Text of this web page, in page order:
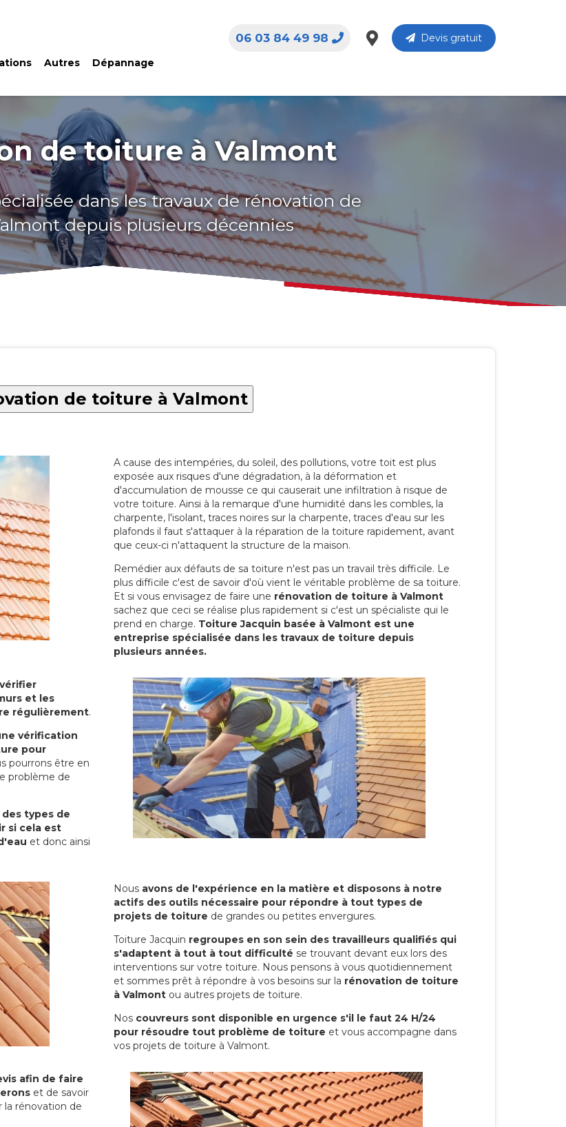
Autres Dépannage
Devis gratuit
06 03 84 49 98
de toiture à Valmont
dans les travaux de rénovation de
depuis plusieurs décennies
de toiture à Valmont
A cause des intempéries, du soleil, des pollutions, votre toit est plus
exposée aux risques d'une dégradation, à la déformation et
d'accumulation de mousse ce qui causerait une infiltration à risque de
votre toiture. Ainsi à la remarque d'une humidité dans les combles, la
charpente, l'isolant, traces noires sur la charpente, traces d'eau sur les
plafonds il faut s'attaquer à la réparation de la toiture rapidement, avant
que ceux-ci n'attaquent la structure de la maison.
Remédier aux défauts de sa toiture n'est pas un travail très difficile. Le
plus difficile c'est de savoir d'où vient le véritable problème de sa toiture.
Et si vous envisagez de faire une rénovation de toiture à Valmont
sachez que ceci se réalise plus rapidement si c'est un spécialiste qui le
prend en charge. Toiture Jacquin basée à Valmont est une
entreprise spécialisée dans les travaux de toiture depuis
plusieurs années.
et les
régulièrement.
vérification
pour
pourrons être en
problème de
types de
si cela est
et donc ainsi
Nous avons de l'expérience en la matière et disposons à notre
actifs des outils nécessaire pour répondre à tout types de
projets de toiture de grandes ou petites envergures.
Toiture Jacquin regroupes en son sein des travailleurs qualifiés qui
s'adaptent à tout à tout difficulté se trouvant devant eux lors des
interventions sur votre toiture. Nous pensons à vous quotidiennement
et sommes prêt à répondre à vos besoins sur la rénovation de toiture
à Valmont ou autres projets de toiture.
Nos couvreurs sont disponible en urgence s'il le faut 24 H/24
pour résoudre tout problème de toiture et vous accompagne dans
vos projets de toiture à Valmont.
afin de faire
et de savoir
rénovation de